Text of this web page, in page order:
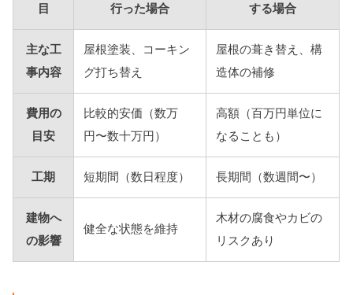
目
行った場合
する場合
主な工
事内容
屋根塗装、コーキン
グ打ち替え
屋根の葺き替え、構
造体の補修
費用の
目安
比較的安価（数万
円〜数十万円）
高額（百万円単位に
なることも）
工期 短期間（数日程度） 長期間（数週間〜）
建物へ
の影響
健全な状態を維持
木材の腐食やカビの
リスクあり